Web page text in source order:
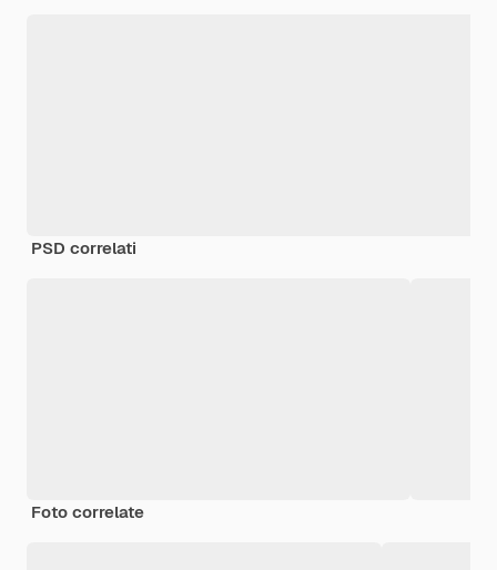
PSD correlati
Foto correlate